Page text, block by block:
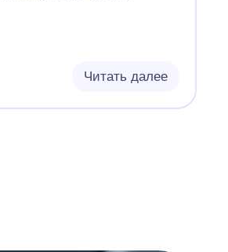
Читать далее